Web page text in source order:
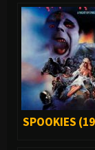
SPOOKIES